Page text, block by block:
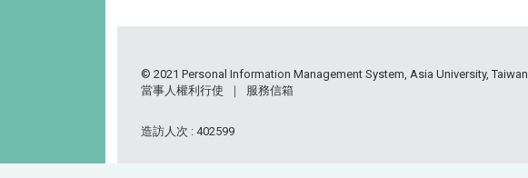
© 2021 Personal Information Management System, Asia University, Taiwan
當事人權利行使 ｜ 服務信箱
造訪人次 : 402599